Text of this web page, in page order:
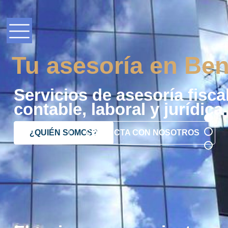
Tu asesoría en
Servicios de asesoría
contable, laboral y jurídica.
¿QUIÉN SOMOS?CONTACTA CON NOSOTROS